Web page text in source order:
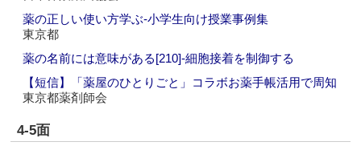
薬の正しい使い方学ぶ‐小学生向け授業事例集
東京都
薬の名前には意味がある[210]‐細胞接着を制御する
【短信】「薬屋のひとりごと」コラボお薬手帳活用で周知
東京都薬剤師会
4-5面